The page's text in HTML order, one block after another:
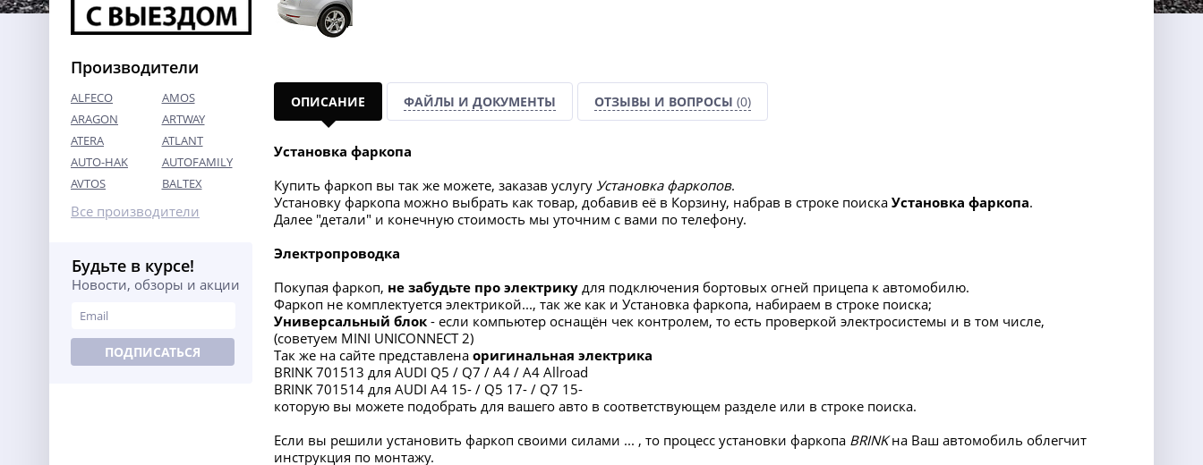
Производители
ALFECO
AMOS
ARAGON
ARTWAY
ATERA
ATLANT
AUTO-HAK
AUTOFAMILY
AVTOS
BALTEX
Все производители
Будьте в курсе!
Новости, обзоры и акции
ПОДПИСАТЬСЯ
ОПИСАНИЕ ФАЙЛЫ И ДОКУМЕНТЫ ОТЗЫВЫ И ВОПРОСЫ (0)
Установка фаркопа
Купить фаркоп вы так же можете, заказав услугу Установка фаркопов.
Установку фаркопа можно выбрать как товар, добавив её в Корзину, набрав в строке поиска Установка фаркопа.
Далее "детали" и конечную стоимость мы уточним с вами по телефону.
Электропроводка
Покупая фаркоп, не забудьте про электрику для подключения бортовых огней прицепа к автомобилю.
Фаркоп не комплектуется электрикой..., так же как и Установка фаркопа, набираем в строке поиска;
Универсальный блок - если компьютер оснащён чек контролем, то есть проверкой электросистемы и в том числе,
(советуем MINI UNICONNECT 2)
Так же на сайте представлена оригинальная электрика
BRINK 701513 для AUDI Q5 / Q7 / A4 / A4 Allroad
BRINK 701514 для AUDI A4 15- / Q5 17- / Q7 15-
которую вы можете подобрать для вашего авто в соответствующем разделе или в строке поиска.
Если вы решили установить фаркоп своими силами ... , то процесс установки фаркопа BRINKна Ваш автомобиль облегчит
инструкция по монтажу.